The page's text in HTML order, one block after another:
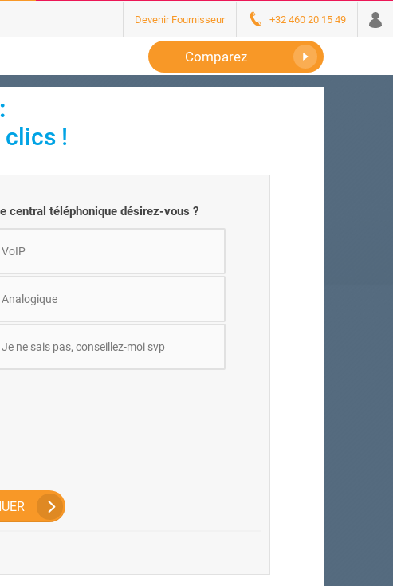
Devenir Fournisseur +32 460 20 15 49
Comparez
clics !
central téléphonique désirez-vous ?
VoIP
Analogique
Je ne sais pas, conseillez-moi svp